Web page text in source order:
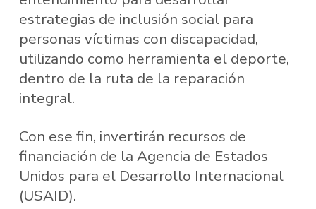
estrategias de inclusión social para
personas víctimas con discapacidad,
utilizando como herramienta el deporte,
dentro de la ruta de la reparación
integral.
Con ese fin, invertirán recursos de
financiación de la Agencia de Estados
Unidos para el Desarrollo Internacional
(USAID).